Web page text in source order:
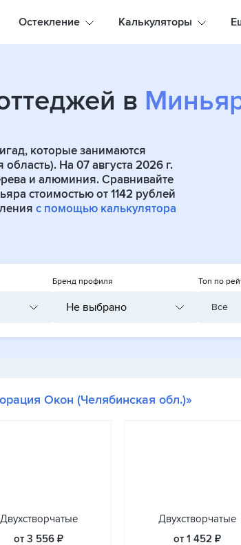
Остекление Калькуляторы
в
которые занимаются
На 07 августа 2026 г.
и алюминия. Сравнивайте
стоимостью от 1142 рублей
с помощью калькулятора
Бренд профиля
Не выбрано
Топ по
Все
Окон (Челябинская обл.)»
Двухстворчатые
от 3 556 ₽
Двухстворчатые
от 1 452 ₽